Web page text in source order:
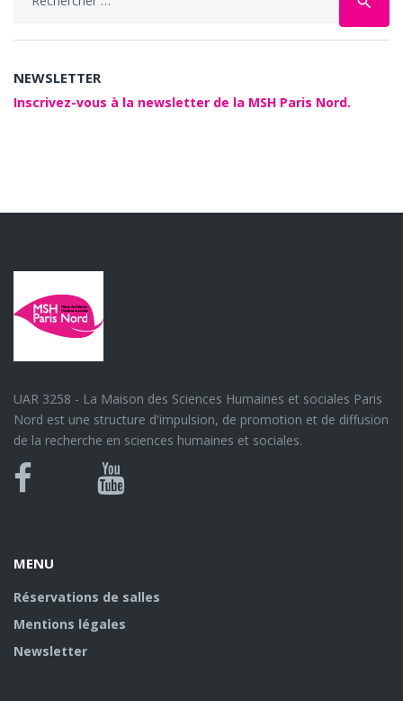
NEWSLETTER
Inscrivez-vous à la newsletter de la MSH Paris Nord.
UAR 3258 - La Maison des Sciences Humaines et sociales Paris
Nord est une structure d'impulsion, de promotion et de diffusion
de la recherche en sciences humaines et sociales.
Bluesky
Canal
MENU
Réservations de salles
Mentions légales
Newsletter